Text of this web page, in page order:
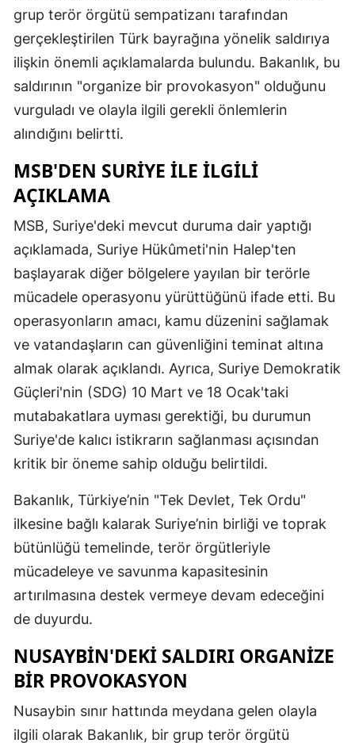
grup terör örgütü sempatizanı tarafından
gerçekleştirilen Türk bayrağına yönelik saldırıya
ilişkin önemli açıklamalarda bulundu. Bakanlık, bu
saldırının "organize bir provokasyon" olduğunu
vurguladı ve olayla ilgili gerekli önlemlerin
alındığını belirtti.
MSB'DEN SURIYE İLE İLGILI
AÇIKLAMA
MSB, Suriye'deki mevcut duruma dair yaptığı
açıklamada, Suriye Hükûmeti'nin Halep'ten
başlayarak diğer bölgelere yayılan bir terörle
mücadele operasyonu yürüttüğünü ifade etti. Bu
operasyonların amacı, kamu düzenini sağlamak
ve vatandaşların can güvenliğini teminat altına
almak olarak açıklandı. Ayrıca, Suriye Demokratik
Güçleri'nin (SDG) 10 Mart ve 18 Ocak'taki
mutabakatlara uyması gerektiği, bu durumun
Suriye'de kalıcı istikrarın sağlanması açısından
kritik bir öneme sahip olduğu belirtildi.
Bakanlık, Türkiye’nin "Tek Devlet, Tek Ordu"
ilkesine bağlı kalarak Suriye’nin birliği ve toprak
bütünlüğü temelinde, terör örgütleriyle
mücadeleye ve savunma kapasitesinin
artırılmasına destek vermeye devam edeceğini
de duyurdu.
NUSAYBIN'DEKI SALDIRI ORGANIZE
BIR PROVOKASYON
Nusaybin sınır hattında meydana gelen olayla
ilgili olarak Bakanlık, bir grup terör örgütü